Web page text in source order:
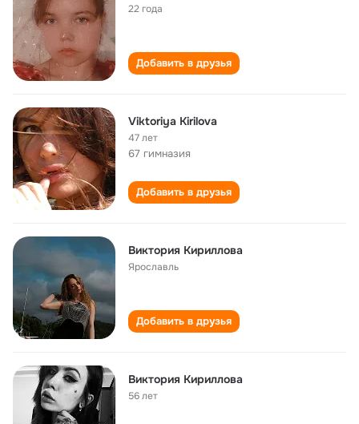
22 года
Добавить в друзья
Viktoriya Kirilova
47 лет
67 гимназия
Добавить в друзья
Виктория Кириллова
Ярославль
Добавить в друзья
Виктория Кириллова
56 лет